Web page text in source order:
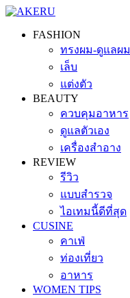
FASHION
ทรงผม-ดูแลผม
เล็บ
แต่งตัว
BEAUTY
ควบคุมอาหาร
ดูแลตัวเอง
เครื่องสำอาง
REVIEW
รีวิว
แบบสำรวจ
ไอเทมนี้ดีที่สุด
CUSINE
คาเฟ่
ท่องเที่ยว
อาหาร
WOMEN TIPS